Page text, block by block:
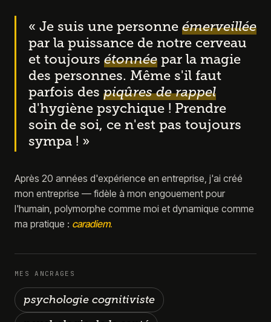
« Je suis une personne émerveillée
par la puissance de notre cerveau
et toujours étonnée par la magie
des personnes. Même s'il faut
parfois des piqûres de rappel
d'hygiène psychique ! Prendre
soin de soi, ce n'est pas toujours
sympa ! »
Après 20 années d'expérience en entreprise, j'ai créé
mon entreprise — fidèle à mon engouement pour
l'humain, polymorphe comme moi et dynamique comme
ma pratique : caradiem.
MES ANCRAGES
psychologie cognitiviste